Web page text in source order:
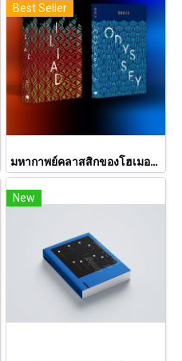
Best Seller
มหากาพย์คลาสสิกของโฮเมอร์ อีเลียด + โอดิสซีย์ 2 เล่ม Iliad & Odyssey / Homer / ต้นฉบับอังกฤษ: ซามูเอล บัตเลอร์/ผู้แปล ไอริสา ชั้นศิริ / ยิปซี Gypsy
New